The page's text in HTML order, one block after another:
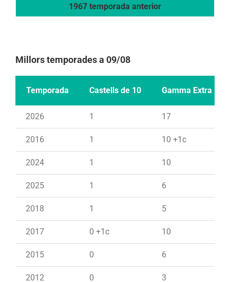
1967 temporada anterior
Millors temporades a 09/08
Temporada Castells de 10 Gamma Extra
2026 1 17
2016 1 10 +1c
2024 1 10
2025 1 6
2018 1 5
2017 0 +1c 10
2015 0 6
2012 0 3